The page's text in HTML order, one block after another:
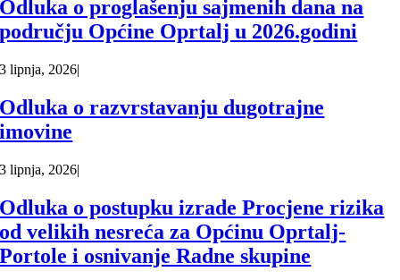
Odluka o proglašenju sajmenih dana na
području Općine Oprtalj u 2026.godini
3 lipnja, 2026|
Odluka o razvrstavanju dugotrajne
imovine
3 lipnja, 2026|
Odluka o postupku izrade Procjene rizika
od velikih nesreća za Općinu Oprtalj-
Portole i osnivanje Radne skupine